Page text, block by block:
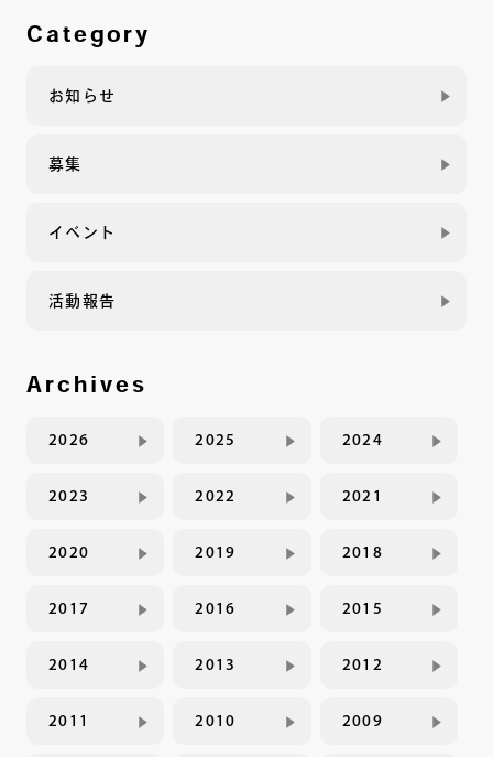
Category
お知らせ
募集
イベント
活動報告
Archives
2026 2025 2024
2023 2022 2021
2020 2019 2018
2017 2016 2015
2014 2013 2012
2011 2010 2009